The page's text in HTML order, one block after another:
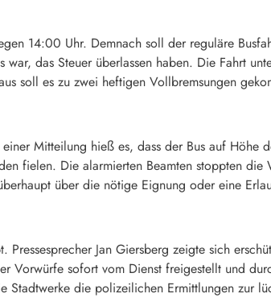
14:00 Uhr. Demnach soll der reguläre
das Steuer überlassen haben. Die Fahrt
soll es zu zwei heftigen Vollbremsungen
Mitteilung hieß es, dass der Bus auf Höhe
fielen. Die alarmierten Beamten stoppten
über die nötige Eignung oder eine
Jan Giersberg zeigte sich
Vorwürfe sofort vom Dienst freigestellt und
Stadtwerke die polizeilichen Ermittlungen zur